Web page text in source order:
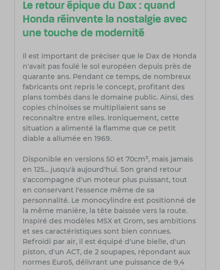
Le retour épique du Dax : quand
Honda réinvente la nostalgie avec
une touche de modernité
Il est important de préciser que le Dax de Honda
n'avait pas foulé le sol européen depuis près de
quarante ans. Pendant ce temps, de nombreux
fabricants ont repris le concept, profitant des
plans tombés dans le domaine public. Ainsi, des
copies chinoises se multipliaient sans se
reconnaître entre elles. Ironiquement, cette
situation a alimenté la flamme que ce petit
diable a allumée en 1969.
Disponible en versions 50 et 70cm³, mais jamais
en 125... jusqu'à aujourd'hui. Son grand retour
s'accompagne d'un moteur plus puissant, tout
en conservant l'essence même de sa
personnalité. Le monocylindre est positionné de
la même manière, la tête baissée vers la route.
Inspiré des modèles MSX et Grom, ses ambitions
et ses caractéristiques sont bien connues.
Refroidi par air, il est équipé d'une bielle, d'un
piston, d'un ACT, de 2 soupapes, répondant aux
normes Euro5, délivrant une puissance de 9,4